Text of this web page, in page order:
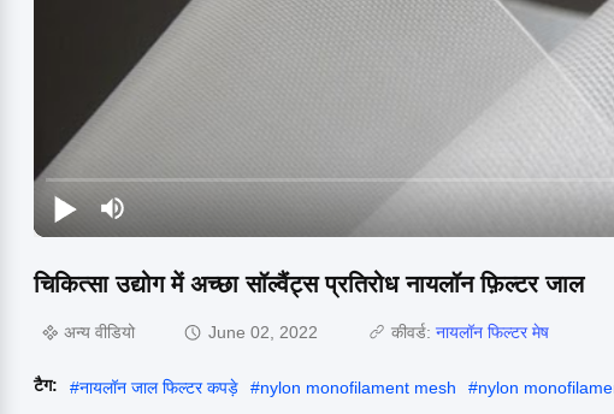
चिकित्सा उद्योग में अच्छा सॉल्वैंट्स प्रतिरोध नायलॉन फ़िल्टर जाल
अन्य वीडियो June 02, 2022 कीवर्ड: नायलॉन फिल्टर मेष
टैग: #नायलॉन जाल फिल्टर कपड़े #nylon monofilament mesh #nylon